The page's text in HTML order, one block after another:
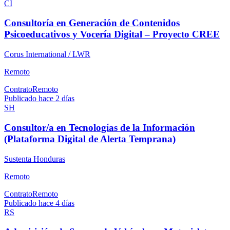
CI
Consultoría en Generación de Contenidos
Psicoeducativos y Vocería Digital – Proyecto CREE
Corus International / LWR
Remoto
ContratoRemoto
Publicado hace 2 días
SH
Consultor/a en Tecnologías de la Información
(Plataforma Digital de Alerta Temprana)
Sustenta Honduras
Remoto
ContratoRemoto
Publicado hace 4 días
RS